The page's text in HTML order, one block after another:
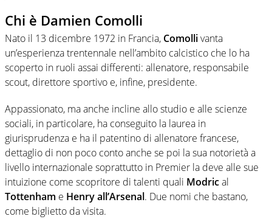
Chi è Damien Comolli
Nato il 13 dicembre 1972 in Francia, Comollivanta
un’esperienza trentennale nell’ambito calcistico che lo ha
scoperto in ruoli assai differenti: allenatore, responsabile
scout, direttore sportivo e, infine, presidente.
Appassionato, ma anche incline allo studio e alle scienze
sociali, in particolare, ha conseguito la laurea in
giurisprudenza e ha il patentino di allenatore francese,
dettaglio di non poco conto anche se poi la sua notorietà a
livello internazionale soprattutto in Premier la deve alle sue
intuizione come scopritore di talenti quali Modrical
Tottenham e Henryall’Arsenal. Due nomi che bastano,
come biglietto da visita.